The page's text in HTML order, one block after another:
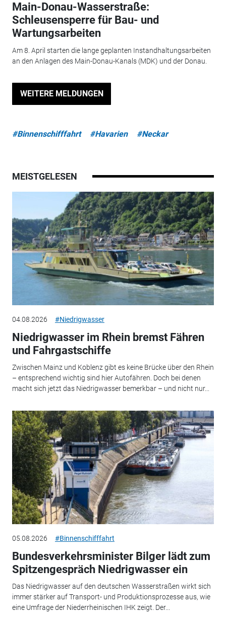
Main-Donau-Wasserstraße:
Schleusensperre für Bau- und
Wartungsarbeiten
Am 8. April starten die lange geplanten Instandhaltungsarbeiten
an den Anlagen des Main-Donau-Kanals (MDK) und der Donau.
WEITERE MELDUNGEN
#Binnenschifffahrt #Havarien #Neckar
MEISTGELESEN
04.08.2026 #Niedrigwasser
Niedrigwasser im Rhein bremst Fähren
und Fahrgastschiffe
Zwischen Mainz und Koblenz gibt es keine Brücke über den Rhein
– entsprechend wichtig sind hier Autofähren. Doch bei denen
macht sich jetzt das Niedrigwasser bemerkbar – und nicht nur...
05.08.2026 #Binnenschifffahrt
Bundesverkehrsminister Bilger lädt zum
Spitzengespräch Niedrigwasser ein
Das Niedrigwasser auf den deutschen Wasserstraßen wirkt sich
immer stärker auf Transport- und Produktionsprozesse aus, wie
eine Umfrage der Niederrheinischen IHK zeigt. Der...